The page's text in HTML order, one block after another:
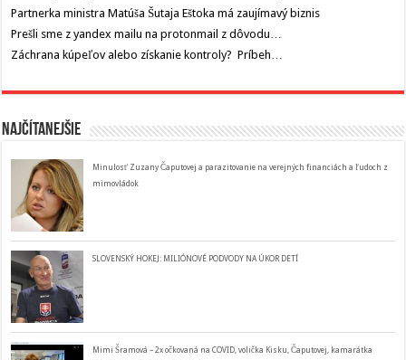
Partnerka ministra Matúša Šutaja Eštoka má zaujímavý biznis
Prešli sme z yandex mailu na protonmail z dôvodu…
Záchrana kúpeľov alebo získanie kontroly? Príbeh…
Najčítanejšie
Minulosť Zuzany Čaputovej a parazitovanie na verejných financiách a ľudoch z
mimovládok
SLOVENSKÝ HOKEJ: MILIÓNOVÉ PODVODY NA ÚKOR DETÍ
Mimi Šramová – 2x očkovaná na COVID, volička Kisku, Čaputovej, kamarátka